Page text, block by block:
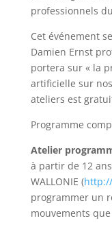
professionnels
Cet événement
Damien Ernst
portera sur « la
artificielle sur
ateliers est
Programme
Atelier
à partir de 12
WALLONIE (
programmer un
mouvements